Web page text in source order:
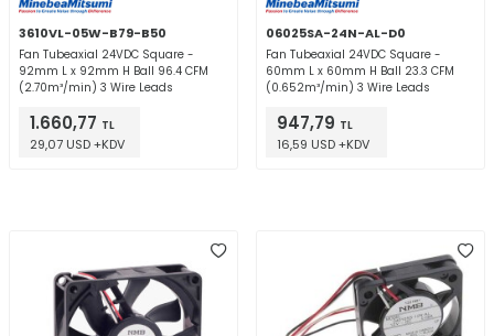
3610VL-05W-B79-B50
Fan Tubeaxial 24VDC Square -
92mm L x 92mm H Ball 96.4 CFM
(2.70m³/min) 3 Wire Leads
1.660,77 TL
29,07 USD +KDV
06025SA-24N-AL-D0
Fan Tubeaxial 24VDC Square -
60mm L x 60mm H Ball 23.3 CFM
(0.652m³/min) 3 Wire Leads
947,79 TL
16,59 USD +KDV